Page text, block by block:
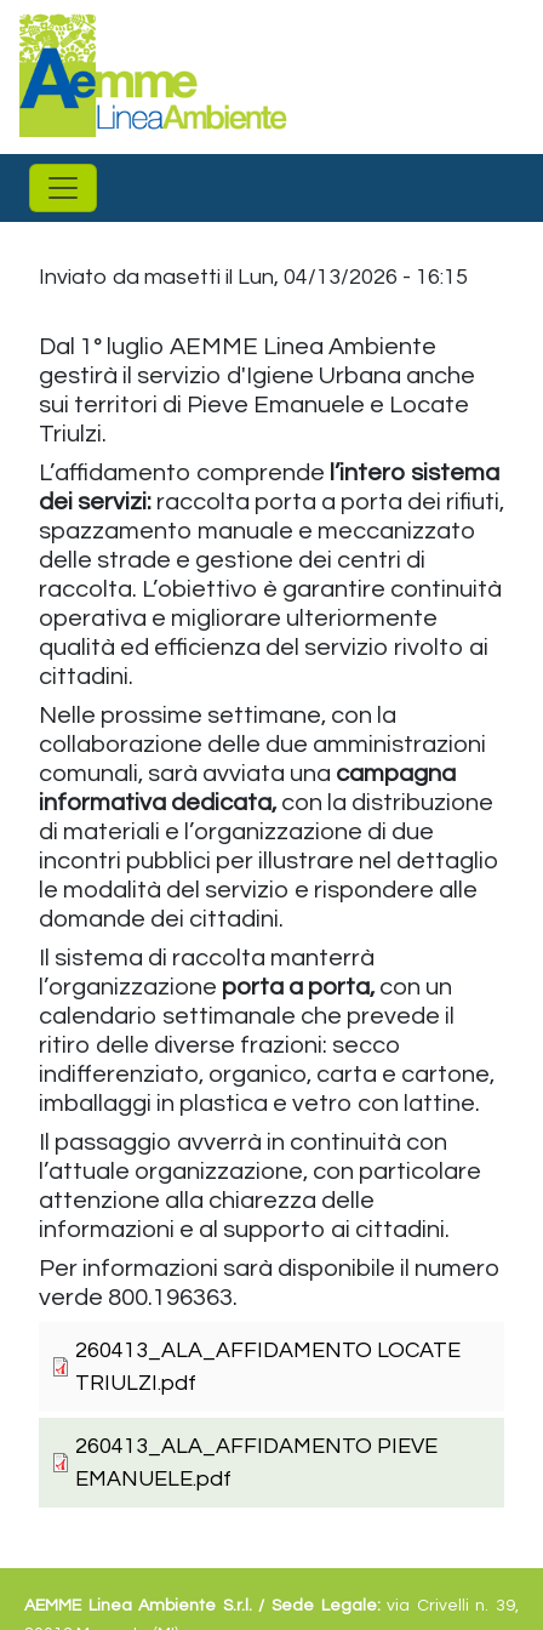
Salta al contenuto principale
Inviato da masetti il Lun, 04/13/2026 - 16:15
Dal 1° luglio AEMME Linea Ambiente
gestirà il servizio d'Igiene Urbana anche
sui territori di Pieve Emanuele e Locate
Triulzi.
L’affidamento comprende l’intero sistema
dei servizi: raccolta porta a porta dei rifiuti,
spazzamento manuale e meccanizzato
delle strade e gestione dei centri di
raccolta. L’obiettivo è garantire continuità
operativa e migliorare ulteriormente
qualità ed efficienza del servizio rivolto ai
cittadini.
Nelle prossime settimane, con la
collaborazione delle due amministrazioni
comunali, sarà avviata una campagna
informativa dedicata, con la distribuzione
di materiali e l’organizzazione di due
incontri pubblici per illustrare nel dettaglio
le modalità del servizio e rispondere alle
domande dei cittadini.
Il sistema di raccolta manterrà
l’organizzazione porta a porta,con un
calendario settimanale che prevede il
ritiro delle diverse frazioni: secco
indifferenziato, organico, carta e cartone,
imballaggi in plastica e vetro con lattine.
Il passaggio avverrà in continuità con
l’attuale organizzazione, con particolare
attenzione alla chiarezza delle
informazioni e al supporto ai cittadini.
Per informazioni sarà disponibile il numero
verde 800.196363.
260413_ALA_AFFIDAMENTO LOCATE
TRIULZI.pdf
260413_ALA_AFFIDAMENTO PIEVE
EMANUELE.pdf
AEMME Linea Ambiente S.r.l. / Sede Legale:via Crivelli n. 39,